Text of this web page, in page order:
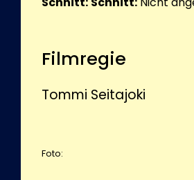
Filmregie
Tommi Seitajoki
Foto: